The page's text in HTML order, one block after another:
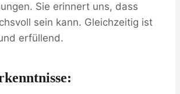
Sie erinnert uns, dass
sein kann. Gleichzeitig ist
erfüllend.